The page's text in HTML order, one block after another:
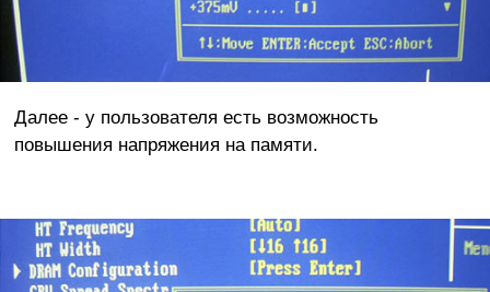
Далее - у пользователя есть возможность
повышения напряжения на памяти.